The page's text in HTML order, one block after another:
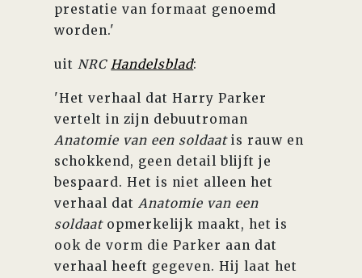
prestatie van formaat genoemd
worden.'
uit NRC Handelsblad:
'Het verhaal dat Harry Parker
vertelt in zijn debuutroman
Anatomie van een soldaatis rauw en
schokkend, geen detail blijft je
bespaard. Het is niet alleen het
verhaal dat Anatomie van een
soldaatopmerkelijk maakt, het is
ook de vorm die Parker aan dat
verhaal heeft gegeven. Hij laat het